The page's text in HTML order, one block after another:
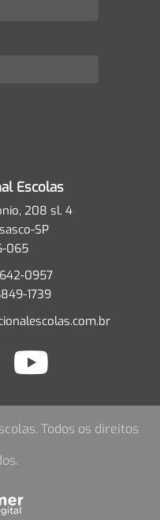
Escolas
208 sl. 4
SP
065
0957
1739
Todos os direitos